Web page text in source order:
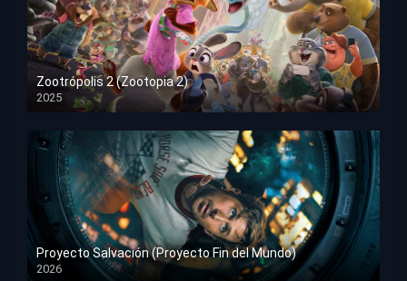
Zootrópolis 2 (Zootopia 2)
2025
HD 1080p
Proyecto Salvación (Proyecto Fin del Mundo)
2026
HD 1080p